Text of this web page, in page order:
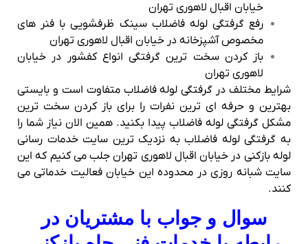
خیابان اقبال لاهوری تهران
رفع گرفتگی لوله فاضلاب سینک ظرفشویی با فنر های
مخصوص آشپزخانه در خیابان اقبال لاهوری تهران
باز کردن سخت ترین گرفتگی انواع کفشور در خیابان
لاهوری تهران
شرایط مختلف در گرفتگی لوله فاضلاب متفاوت است و بایستی
بهترین و حرفه ای ترین نفرات را برای باز کردن سخت ترین
مشکل گرفتگی لوله فاضلاب پیدا بکنید. همین الان نیاز شما را
به گرفتگی لوله فاضلاب به نزدیک ترین سایت خدمات رسانی
لوله بازکنی در خیابان اقبال لاهوری تهران جلب می کنیم که این
سایت شبانه روزی در محدوده این خیابان فعالیت خدماتی می
کنند.
سوال و جواب با مشتریان در